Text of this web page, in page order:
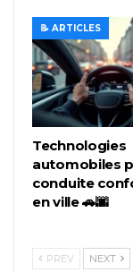
📝 ARTICLES
Technologies
automobiles
conduite
en ville 🚗🌆
PREV NEXT